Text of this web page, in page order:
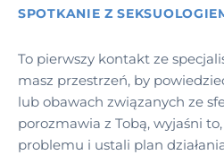
SPOTKANIE Z
To pierwszy kontakt ze
masz przestrzeń, by
lub obawach związanych ze
porozmawia z Tobą, wyjaśni
problemu i ustali plan